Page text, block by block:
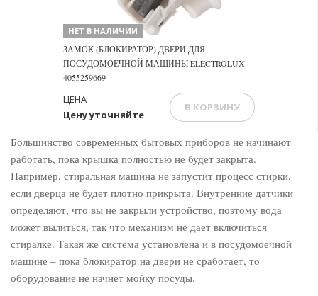
НЕТ В НАЛИЧИИ
ЗАМОК (БЛОКИРАТОР) ДВЕРИ ДЛЯ
ПОСУДОМОЕЧНОЙ МАШИНЫ ELECTROLUX
4055259669
Цену уточняйте
ЦЕНА
В КОРЗИНУ
Большинство современных бытовых приборов не начинают
работать, пока крышка полностью не будет закрыта.
Например, стиральная машина не запустит процесс стирки,
если дверца не будет плотно прикрыта. Внутренние датчики
определяют, что вы не закрыли устройство, поэтому вода
может вылиться, так что механизм не дает включиться
стиралке. Такая же система установлена и в посудомоечной
машине – пока блокиратор на двери не сработает, то
оборудование не начнет мойку посуды.